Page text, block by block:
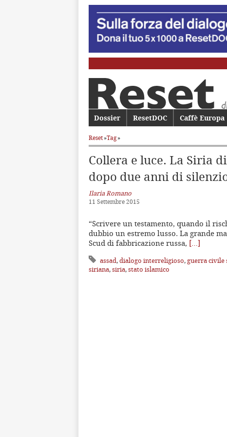
Menu principale
Vai al contenuto principale
Vai al contenuto secondario
Dossier ResetDOC Caffè Europa
Reset»Tag»
Collera e luce. La Siria
dopo due anni di
Ilaria Romano
11 Settembre 2015
“Scrivere un testamento, quando il
dubbio un estremo lusso. La grande
Scud di fabbricazione russa, […]
assad,dialogo interreligioso, guerra civile
siriana,siria,stato islamico